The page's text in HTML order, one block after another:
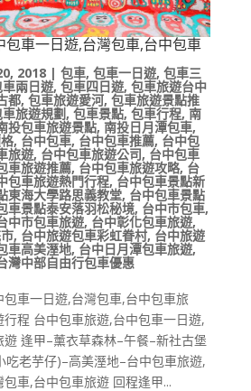
包車一日遊,台灣包車,台中包車
2018| 包車, 包車一日遊, 包車三
兩日遊, 包車四日遊, 包車旅遊台中
都, 包車旅遊愛河, 包車旅遊景點推
旅遊規劃, 包車景點, 包車行程, 南
投包車旅遊景點, 南投日月潭包車,
, 台中包車, 台中包車推薦, 台中包
旅遊, 台中包車旅遊公司, 台中包車
車旅遊推薦, 台中包車旅遊攻略, 台
包車旅遊熱門行程, 台中包車景點新
東海大學路思義教堂, 台中包車景點
車景點泰安落羽松秘境, 台中市包車,
中市包車旅遊, 台中彰化包車旅遊,
, 台中旅遊包車彩虹眷村, 台中旅遊
車高美溼地, 台中日月潭包車旅遊,
灣中部自由行包車優惠
包車一日遊,台灣包車,台中包車旅
程 台中包車旅遊,台中包車一日遊,
逢甲–薰衣草森林–午餐–新社古堡
吃老芋仔)–高美溼地–台中包車旅遊,
車,台中包車旅遊 回程逢甲...